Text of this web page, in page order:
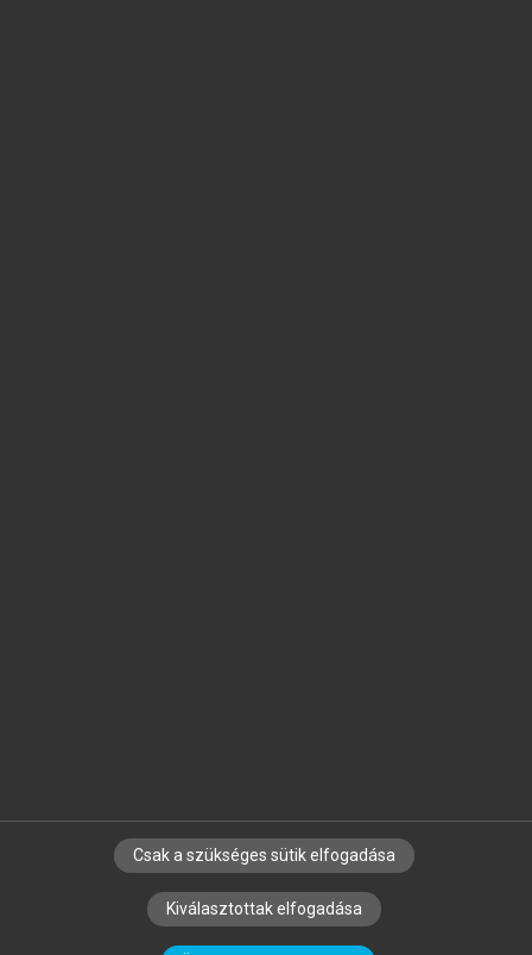
SZERZŐKNEK CÉGEKNEK KÖNYVTÁROSOKNAK
SZERKESZTÉSI ÉS LEKTORÁLÁSI ALAPELVEK
Csak a szükséges sütik elfogadása
Kiválasztottak elfogadása